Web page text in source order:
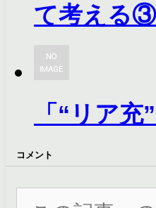
て考える③
「“リア
コメント